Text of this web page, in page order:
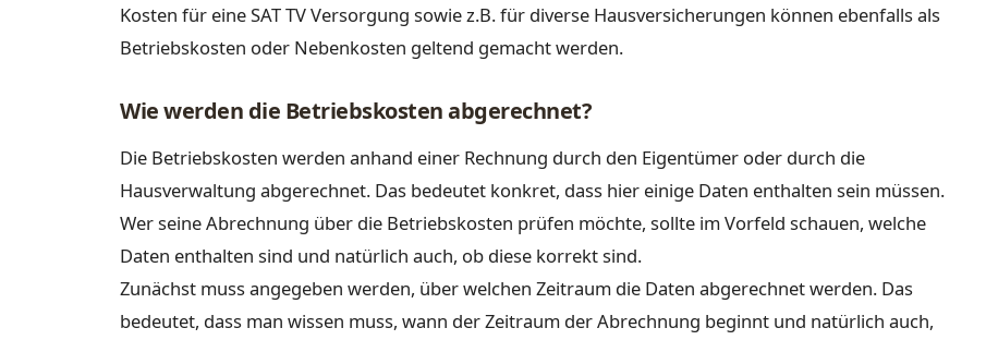
Kosten für eine SAT TV Versorgung sowie z.B. für diverse Hausversicherungen können ebenfalls als
Betriebskosten oder Nebenkosten geltend gemacht werden.
Wie werden die Betriebskosten abgerechnet?
Die Betriebskosten werden anhand einer Rechnung durch den Eigentümer oder durch die
Hausverwaltung abgerechnet. Das bedeutet konkret, dass hier einige Daten enthalten sein müssen.
Wer seine Abrechnung über die Betriebskosten prüfen möchte, sollte im Vorfeld schauen, welche
Daten enthalten sind und natürlich auch, ob diese korrekt sind.
Zunächst muss angegeben werden, über welchen Zeitraum die Daten abgerechnet werden. Das
bedeutet, dass man wissen muss, wann der Zeitraum der Abrechnung beginnt und natürlich auch,